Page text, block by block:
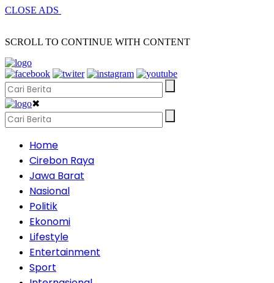
CLOSE ADS
SCROLL TO CONTINUE WITH CONTENT
✖
Home
Cirebon Raya
Jawa Barat
Nasional
Politik
Ekonomi
Lifestyle
Entertainment
Sport